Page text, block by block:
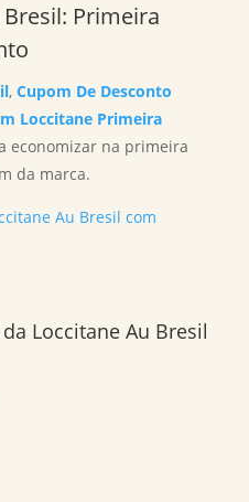
Primeira
, Cupom De Desconto
Loccitane Primeira
economizar na primeira
da marca.
Au Bresil com
Loccitane Au Bresil